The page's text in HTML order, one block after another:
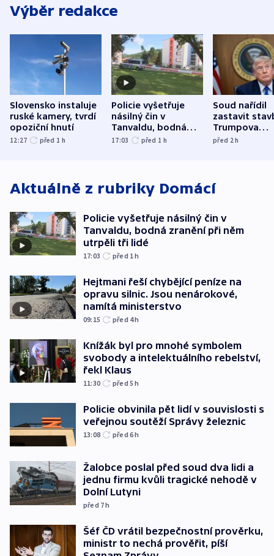
Výběr redakce
Slovensko instaluje
ruské kamery, tvrdí
opoziční hnutí
12:27 před 1 h
Policie vyšetřuje
násilný čin v
Tanvaldu, bodná
zranění při něm
17:03 před 1 h
Soud nařídil
zastavit
Trumpova
tanečního
před 2h
Aktuálně z rubriky Domácí
Policie vyšetřuje násilný čin v
Tanvaldu, bodná zranění při něm
utrpěli tři lidé
17:03 před 1h
Hejtmani řeší chybějící peníze na
opravu silnic. Jsou nenárokové,
namítá ministerstvo
09:15 před 4h
Knížák byl pro mnohé symbolem
svobody a intelektuálního rebelství,
řekl Klaus
11:30 před 5h
Policie obvinila pět lidí v souvislosti s
veřejnou soutěží Správy železnic
13:08 před 6h
Žalobce poslal před soud dva lidi a
jednu firmu kvůli tragické nehodě v
Dolní Lutyni
před 7h
Šéf ČD vrátil bezpečnostní prověrku,
ministr to nechá prověřit, píší